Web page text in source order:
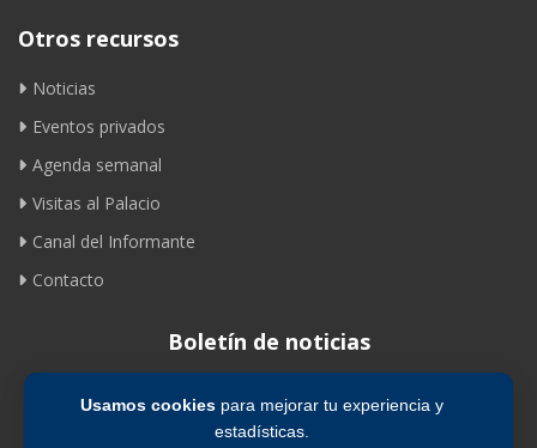
Usamos cookiespara mejorar tu experiencia y
estadísticas.
Otros recursos
Noticias
Eventos privados
Agenda semanal
Visitas al Palacio
Canal del Informante
Contacto
Boletín de noticias
Suscribirse